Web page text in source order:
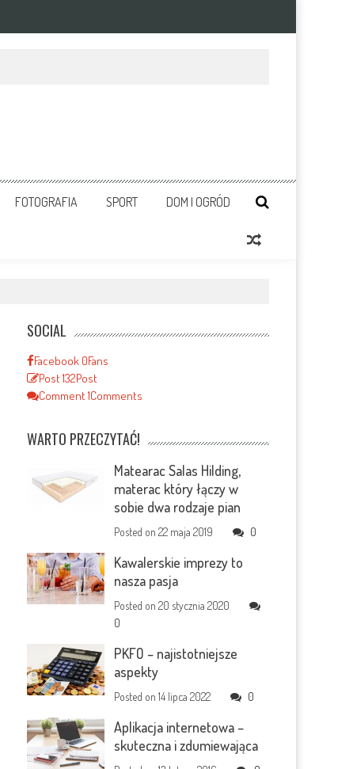
FOTOGRAFIA SPORT DOM I OGRÓD
SOCIAL
Facebook 0Fans
Post132Post
Comment1Comments
WARTO PRZECZYTAĆ!
Matearac Salas Hilding,
materac który łączy w
sobie dwa rodzaje pian
Posted on22 maja 2019 0
Kawalerskie imprezy to
nasza pasja
Posted on20 stycznia 2020
0
PKFO – najistotniejsze
aspekty
Posted on14 lipca 2022 0
Aplikacja internetowa –
skuteczna i zdumiewająca